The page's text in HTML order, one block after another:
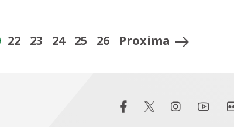
22 23 24 25 26 Proxima